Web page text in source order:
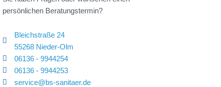
persönlichen Beratungstermin?
Bleichstraße 24
55268 Nieder-Olm
06136 - 9944254
06136 - 9944253
service@bs-sanitaer.de